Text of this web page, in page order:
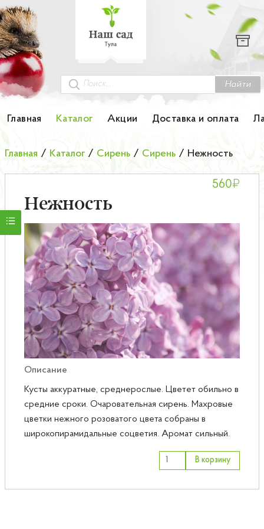
Найти
Главная Каталог Акции Доставка и оплата
Каталог
Гортензии
Грунты
Лук-севок
Малина
Мини-деревья
НОВИНКА Английские и Японские розы
Саженцы плодовые
Сирень
Главная / Каталог / Сирень / Сирень / Нежность
Нежность
560₽
Описание
Кусты аккуратные, среднерослые. Цветет обильно в
средние сроки. Очаровательная сирень. Махровые
цветки нежного розоватого цвета собраны в
широкопирамидальные соцветия. Аромат сильный.
В корзину